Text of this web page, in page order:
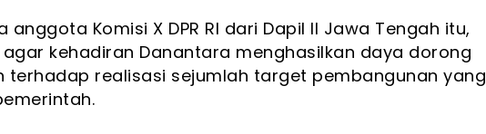
anggota Komisi X DPR RI dari Dapil II Jawa Tengah itu,
kehadiran Danantara menghasilkan daya dorong
terhadap realisasi sejumlah target pembangunan yang